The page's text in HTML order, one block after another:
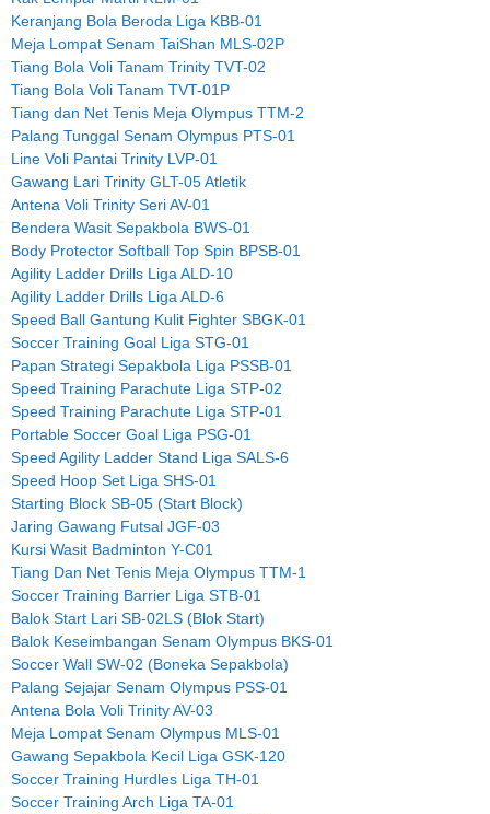
Keranjang Bola Beroda Liga KBB-01
Meja Lompat Senam TaiShan MLS-02P
Tiang Bola Voli Tanam Trinity TVT-02
Tiang Bola Voli Tanam TVT-01P
Tiang dan Net Tenis Meja Olympus TTM-2
Palang Tunggal Senam Olympus PTS-01
Line Voli Pantai Trinity LVP-01
Gawang Lari Trinity GLT-05 Atletik
Antena Voli Trinity Seri AV-01
Bendera Wasit Sepakbola BWS-01
Body Protector Softball Top Spin BPSB-01
Agility Ladder Drills Liga ALD-10
Agility Ladder Drills Liga ALD-6
Speed Ball Gantung Kulit Fighter SBGK-01
Soccer Training Goal Liga STG-01
Papan Strategi Sepakbola Liga PSSB-01
Speed Training Parachute Liga STP-02
Speed Training Parachute Liga STP-01
Portable Soccer Goal Liga PSG-01
Speed Agility Ladder Stand Liga SALS-6
Speed Hoop Set Liga SHS-01
Starting Block SB-05 (Start Block)
Jaring Gawang Futsal JGF-03
Kursi Wasit Badminton Y-C01
Tiang Dan Net Tenis Meja Olympus TTM-1
Soccer Training Barrier Liga STB-01
Balok Start Lari SB-02LS (Blok Start)
Balok Keseimbangan Senam Olympus BKS-01
Soccer Wall SW-02 (Boneka Sepakbola)
Palang Sejajar Senam Olympus PSS-01
Antena Bola Voli Trinity AV-03
Meja Lompat Senam Olympus MLS-01
Gawang Sepakbola Kecil Liga GSK-120
Soccer Training Hurdles Liga TH-01
Soccer Training Arch Liga TA-01